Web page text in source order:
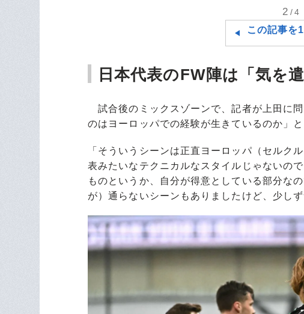
2 /4
この記事を
日本代表のFW陣は「気を
試合後のミックスゾーンで、記者が上田に
のはヨーロッパでの経験が生きているのか」
「そういうシーンは正直ヨーロッパ（セルク
表みたいなテクニカルなスタイルじゃないの
ものというか、自分が得意としている部分な
が）通らないシーンもありましたけど、少し